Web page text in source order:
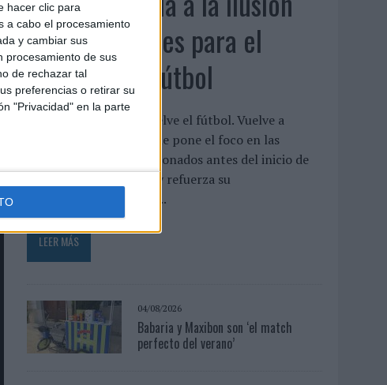
hacer clic para
a cabo el procesamiento
y cambiar sus
procesamiento de sus
de rechazar tal
preferencias o retirar su
"Privacidad" en la parte
de las aficiones para el
regreso del fútbol
La compañía lanza ‘Vuelve el fútbol. Vuelve a
soñar’, una campaña que pone el foco en las
expectativas de los aficionados antes del inicio de
la temporada 2026/27 y refuerza su
posicionamiento como...
LEER MÁS
04/08/2026
Babaria y Maxibon son ‘el match
perfecto del verano’